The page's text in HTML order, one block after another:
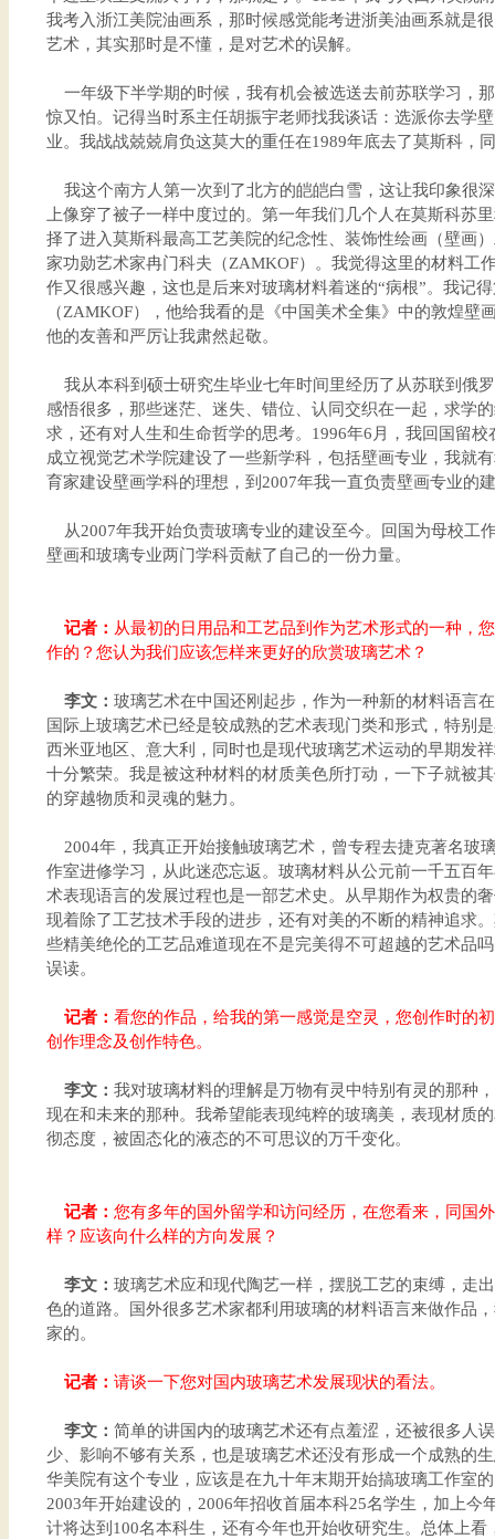
我考入浙江美院油画系，那时候感觉能考进浙美油画系就是
艺术，其实那时是不懂，是对艺术的误解。
一年级下半学期的时候，我有机会被选送去前苏联学习，
惊又怕。记得当时系主任胡振宇老师找我谈话：选派你去学
业。我战战兢兢肩负这莫大的重任在1989年底去了莫斯科，
我这个南方人第一次到了北方的皑皑白雪，这让我印象很
上像穿了被子一样中度过的。第一年我们几个人在莫斯科苏
择了进入莫斯科最高工艺美院的纪念性、装饰性绘画（壁画
家功勋艺术家冉门科夫（ZAMKOF）。我觉得这里的材料工
作又很感兴趣，这也是后来对玻璃材料着迷的“病根”。我记
（ZAMKOF），他给我看的是《中国美术全集》中的敦煌壁
他的友善和严厉让我肃然起敬。
我从本科到硕士研究生毕业七年时间里经历了从苏联到俄
感悟很多，那些迷茫、迷失、错位、认同交织在一起，求学
求，还有对人生和生命哲学的思考。1996年6月，我回国留
成立视觉艺术学院建设了一些新学科，包括壁画专业，我就
育家建设壁画学科的理想，到2007年我一直负责壁画专业的
从2007年我开始负责玻璃专业的建设至今。回国为母校工
壁画和玻璃专业两门学科贡献了自己的一份力量。
记者： 从最初的日用品和工艺品到作为艺术形式的一种，
作的？您认为我们应该怎样来更好的欣赏玻璃艺术？
李文： 玻璃艺术在中国还刚起步，作为一种新的材料语言
国际上玻璃艺术已经是较成熟的艺术表现门类和形式，特别
西米亚地区、意大利，同时也是现代玻璃艺术运动的早期发
十分繁荣。我是被这种材料的材质美色所打动，一下子就被
的穿越物质和灵魂的魅力。
2004年，我真正开始接触玻璃艺术，曾专程去捷克著名玻
作室进修学习，从此迷恋忘返。玻璃材料从公元前一千五百
术表现语言的发展过程也是一部艺术史。从早期作为权贵的
现着除了工艺技术手段的进步，还有对美的不断的精神追求
些精美绝伦的工艺品难道现在不是完美得不可超越的艺术品
误读。
记者： 看您的作品，给我的第一感觉是空灵，您创作时的
创作理念及创作特色。
李文： 我对玻璃材料的理解是万物有灵中特别有灵的那种
现在和未来的那种。我希望能表现纯粹的玻璃美，表现材质
彻态度，被固态化的液态的不可思议的万千变化。
记者： 您有多年的国外留学和访问经历，在您看来，同国
样？应该向什么样的方向发展？
李文： 玻璃艺术应和现代陶艺一样，摆脱工艺的束缚，走
色的道路。国外很多艺术家都利用玻璃的材料语言来做作品
家的。
记者： 请谈一下您对国内玻璃艺术发展现状的看法。
李文： 简单的讲国内的玻璃艺术还有点羞涩，还被很多人
少、影响不够有关系，也是玻璃艺术还没有形成一个成熟的
华美院有这个专业，应该是在九十年末期开始搞玻璃工作室
2003年开始建设的，2006年招收首届本科25名学生，加上今
计将达到100名本科生，还有今年也开始收研究生。总体上